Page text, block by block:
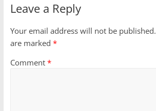
Leave a Reply
Your email address will not be published.
are marked *
Comment *